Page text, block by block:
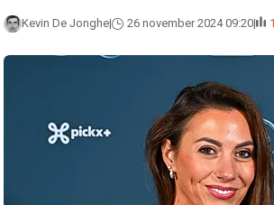
Kevin De Jonghe 26 november 2024 09:20